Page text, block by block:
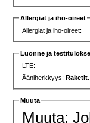
Allergiat ja iho-oireet
Allergiat ja iho-oireet:
Luonne ja
LTE:
Ääniherkkyys:Raketit.
Muuta
Muuta: